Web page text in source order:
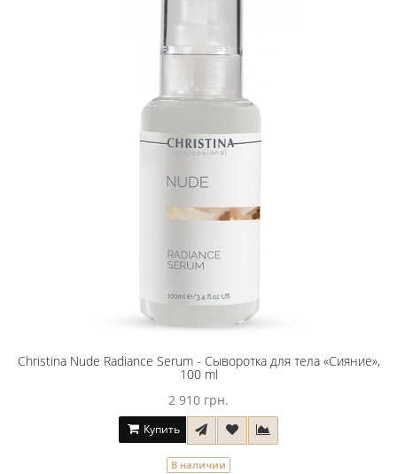
Christina Nude Radiance Serum - Сыворотка для тела «Сияние»,
100 ml
2 910 грн.
Купить
В наличии